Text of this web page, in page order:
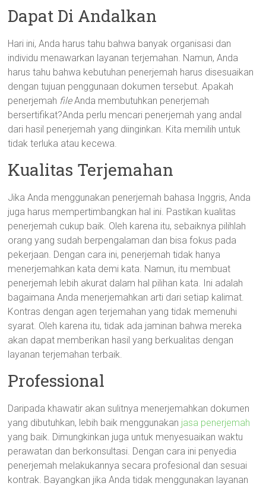
Dapat Di Andalkan
Hari ini, Anda harus tahu bahwa banyak organisasi dan
individu menawarkan layanan terjemahan. Namun, Anda
harus tahu bahwa kebutuhan penerjemah harus disesuaikan
dengan tujuan penggunaan dokumen tersebut. Apakah
penerjemah fileAnda membutuhkan penerjemah
bersertifikat?Anda perlu mencari penerjemah yang andal
dari hasil penerjemah yang diinginkan. Kita memilih untuk
tidak terluka atau kecewa.
Kualitas Terjemahan
Jika Anda menggunakan penerjemah bahasa Inggris, Anda
juga harus mempertimbangkan hal ini. Pastikan kualitas
penerjemah cukup baik. Oleh karena itu, sebaiknya pilihlah
orang yang sudah berpengalaman dan bisa fokus pada
pekerjaan. Dengan cara ini, penerjemah tidak hanya
menerjemahkan kata demi kata. Namun, itu membuat
penerjemah lebih akurat dalam hal pilihan kata. Ini adalah
bagaimana Anda menerjemahkan arti dari setiap kalimat.
Kontras dengan agen terjemahan yang tidak memenuhi
syarat. Oleh karena itu, tidak ada jaminan bahwa mereka
akan dapat memberikan hasil yang berkualitas dengan
layanan terjemahan terbaik.
Professional
Daripada khawatir akan sulitnya menerjemahkan dokumen
yang dibutuhkan, lebih baik menggunakan jasa penerjemah
yang baik. Dimungkinkan juga untuk menyesuaikan waktu
perawatan dan berkonsultasi. Dengan cara ini penyedia
penerjemah melakukannya secara profesional dan sesuai
kontrak. Bayangkan jika Anda tidak menggunakan layanan